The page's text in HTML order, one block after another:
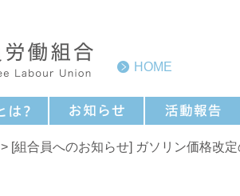
HOME
> [組合員へのお知らせ] ガソリン価格改